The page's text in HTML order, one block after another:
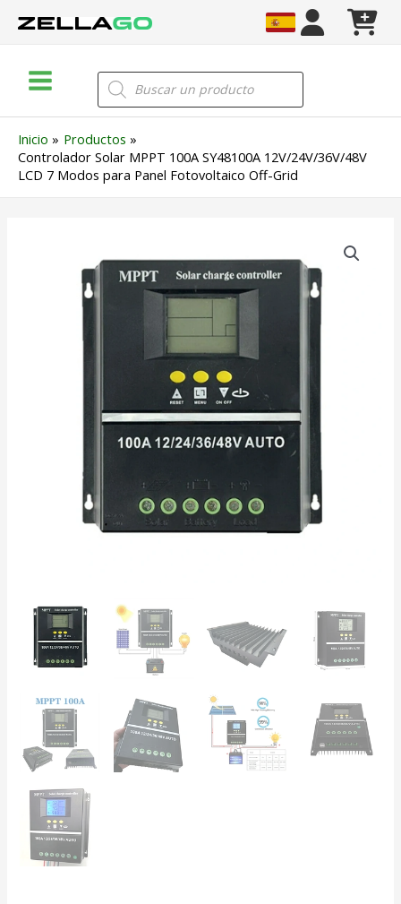
Menu
Búsqueda
de
productos
Inicio
Productos
Controlador Solar MPPT 100A SY48100A 12V/24V/36V/48V
LCD 7 Modos para Panel Fotovoltaico Off-Grid
12V/24V/36V/48V